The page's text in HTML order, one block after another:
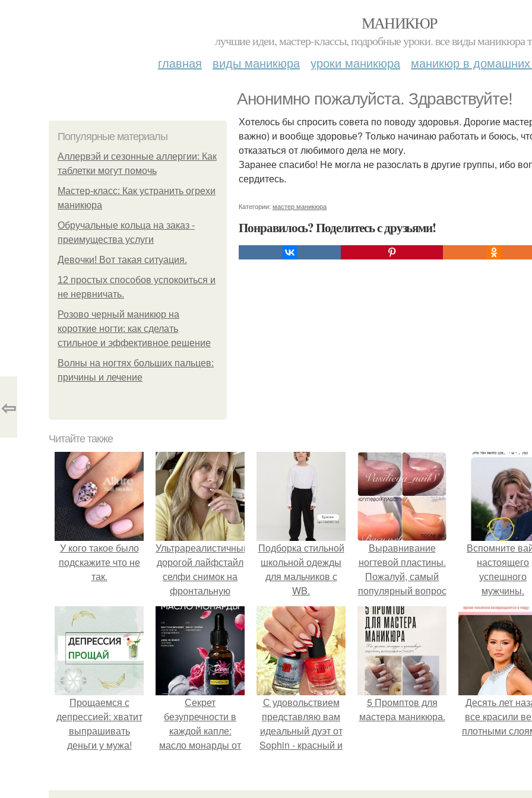
МАНИКЮР
лучшие идеи, мастер-классы, подробные уроки. все виды маникюра
главная виды маникюра уроки маникюра маникюр в домашних
Анонимно пожалуйста. Здравствуйте!
Популярные материалы
Аллервэй и сезонные аллергии: Как
таблетки могут помочь
Мастер-класс: Как устранить огрехи
маникюра
Обручальные кольца на заказ -
преимущества услуги
Девочки! Вот такая ситуация.
12 простых способов успокоиться и
не нервничать.
Розово черный маникюр на
короткие ногти: как сделать
стильное и эффективное решение
Волны на ногтях больших пальцев:
причины и лечение
Хотелось бы спросить совета по поводу здоровья. Дорогие
важно) и вообще здоровье? Только начинаю работать и боюсь,
отказаться от любимого дела не могу.
Заранее спасибо! Не могла не разослать в другие группы, ибо
сердитесь.
Категории: мастер маникюра
Понравилось? Поделитесь с друзьями!
⇦
Читайте также
У кого такое было
подскажите что не
так.
Ультрареалистичный
дорогой лайфстайл
селфи снимок на
фронтальную
камеру.
Подборка стильной
школьной одежды
для мальчиков с
WB.
Выравнивание
ногтевой пластины.
Пожалуй, самый
популярный вопрос
среди клиентов:
"что такое
выравнивание
ногтевой пластины
и для чего это
нужно
Вспомните
настоящего
успешного
мужчины.
Прощаемся с
депрессией: хватит
выпрашивать
деньги у мужа!
Секрет
безупречности в
каждой капле:
масло монарды от
С удовольствием
представляю вам
идеальный дуэт от
Sophin - красный и
номер 0262.
5 Промптов для
мастера маникюра.
Десять лет
все красили
плотными